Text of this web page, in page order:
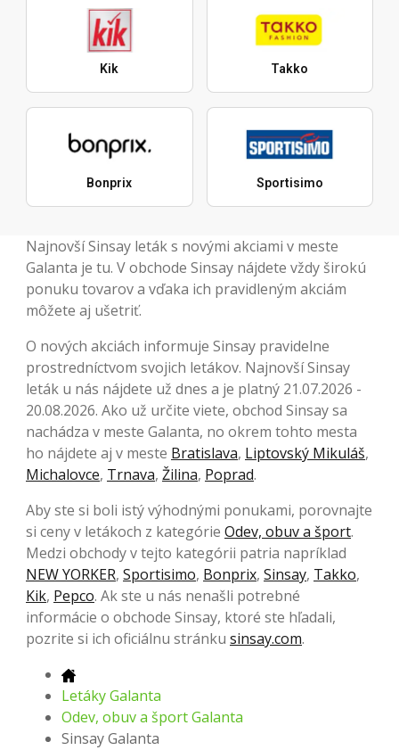
Kik Takko
Bonprix Sportisimo
Najnovší Sinsay leták s novými akciami v meste
Galanta je tu. V obchode Sinsay nájdete vždy širokú
ponuku tovarov a vďaka ich pravidleným akciám
môžete aj ušetriť.
O nových akciách informuje Sinsay pravidelne
prostredníctvom svojich letákov. Najnovší Sinsay
leták u nás nájdete už dnes a je platný 21.07.2026 -
20.08.2026. Ako už určite viete, obchod Sinsay sa
nachádza v meste Galanta, no okrem tohto mesta
ho nájdete aj v meste Bratislava, Liptovský Mikuláš,
Michalovce, Trnava, Žilina, Poprad.
Aby ste si boli istý výhodnými ponukami, porovnajte
si ceny v letákoch z kategórie Odev, obuv a šport.
Medzi obchody v tejto kategórii patria napríklad
NEW YORKER, Sportisimo, Bonprix, Sinsay, Takko,
Kik, Pepco. Ak ste u nás nenašli potrebné
informácie o obchode Sinsay, ktoré ste hľadali,
pozrite si ich oficiálnu stránku sinsay.com.
Letáky Galanta
Odev, obuv a šport Galanta
Sinsay Galanta